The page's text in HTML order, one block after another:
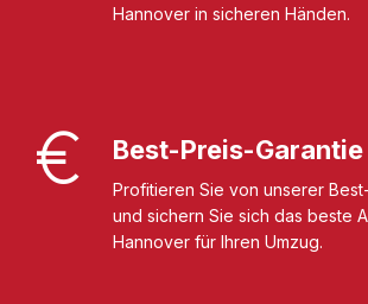
Hannover in sicheren Händen.
Best-Preis-Garantie
Profitieren Sie von unserer
und sichern Sie sich das beste
Hannover für Ihren Umzug.